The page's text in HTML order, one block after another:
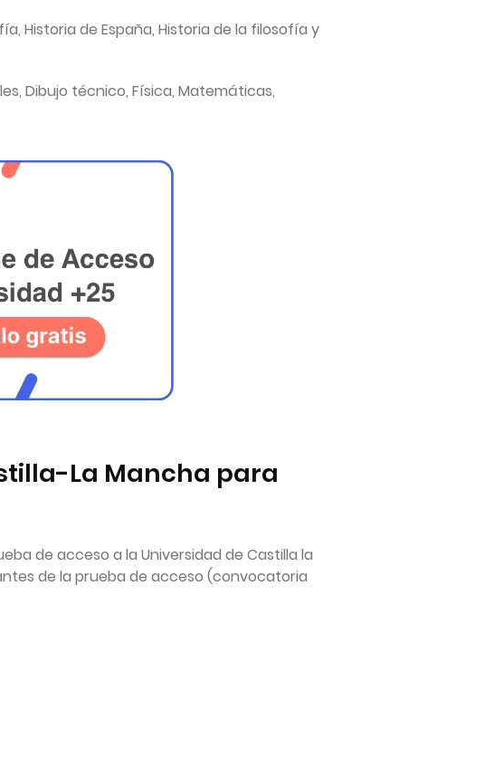
Historia de España, Historia de la filosofía y
Dibujo técnico, Física, Matemáticas,
La Mancha para
de acceso a la Universidad de Castilla la
de la prueba de acceso (convocatoria